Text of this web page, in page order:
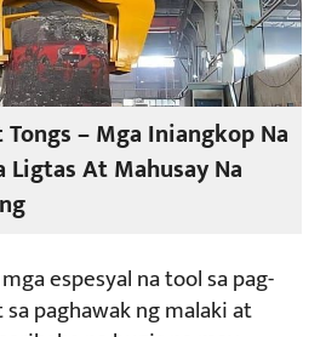
– Mga Iniangkop Na
Ligtas At Mahusay Na
espesyal na tool sa pag-
paghawak ng malaki at